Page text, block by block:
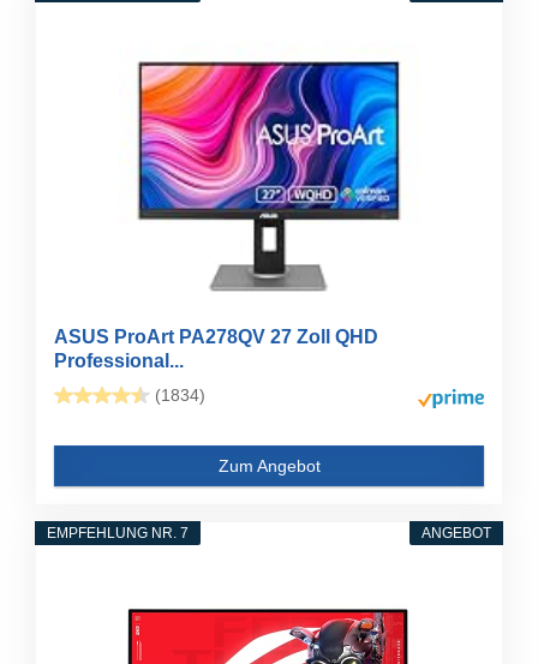
ASUS ProArt PA278QV 27 Zoll QHD
Professional...
(1834)
Zum Angebot
ANGEBOT
EMPFEHLUNG NR. 7